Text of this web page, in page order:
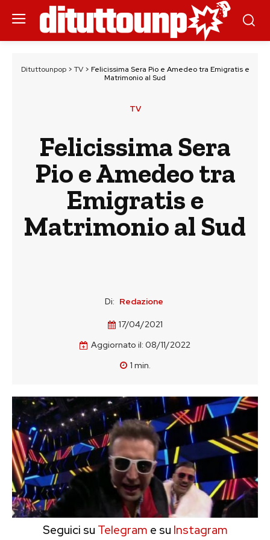
Dituttounpop> TV> Felicissima Sera Pio e Amedeo tra Emigratis e
Matrimonio al Sud
TV
Felicissima Sera
Pio e Amedeo tra
Emigratis e
Matrimonio al Sud
Di: Redazione
17/04/2021
Aggiornato il: 08/11/2022
1 min.
Seguici su Telegram e su Instagram